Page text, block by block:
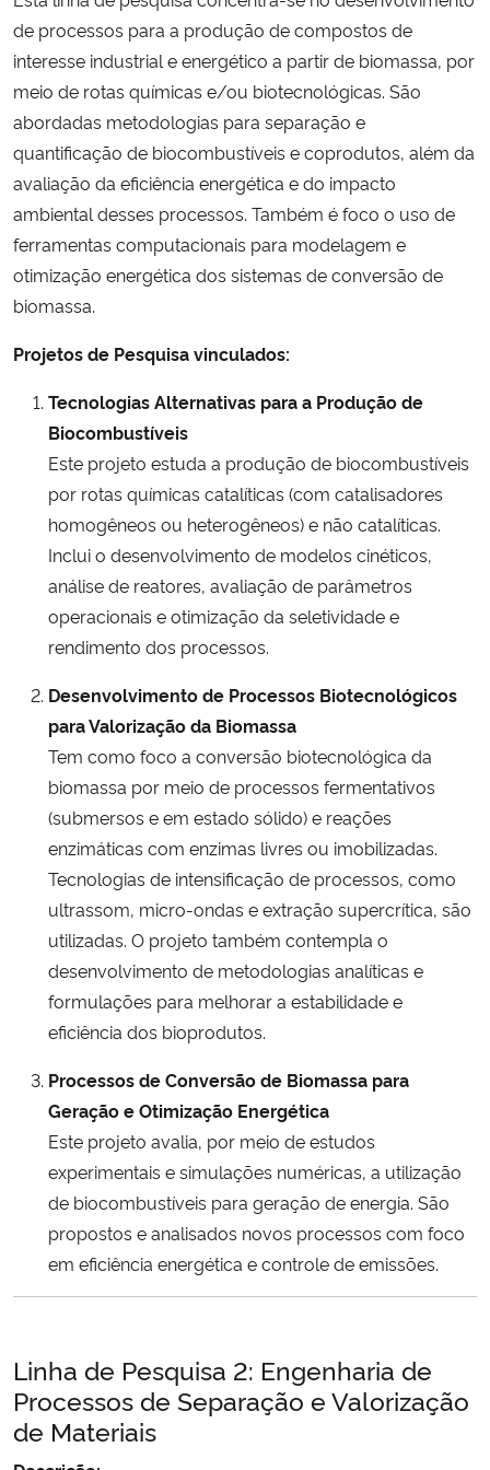
Ministério de Minas e Energia
Ministério da Ciência, Tecnologia, Inovações e Comunicações
Ministério do Meio Ambiente
Ministério do Turismo
Ministério do Desenvolvimento Regional
Controladoria-Geral da União
Secretaria-Geral
Secretaria de Governo
Gabinete de Segurança Institucional
Planalto
de processos para a produção de compostos de
interesse industrial e energético a partir de biomassa, por
meio de rotas químicas e/ou biotecnológicas. São
abordadas metodologias para separação e
quantificação de biocombustíveis e copro­dutos, além da
avaliação da eficiência energética e do impacto
ambiental desses processos. Também é foco o uso de
ferramentas computacionais para modelagem e
otimização energética dos sistemas de conversão de
biomassa.
Projetos de Pesquisa vinculados:
Tecnologias Alternativas para a Produção de
Biocombustíveis
Este projeto estuda a produção de biocombustíveis
por rotas químicas catalíticas (com catalisadores
homogêneos ou heterogêneos) e não catalíticas.
Inclui o desenvolvimento de modelos cinéticos,
análise de reatores, avaliação de parâmetros
operacionais e otimização da seletividade e
rendimento dos processos.
Desenvolvimento de Processos Biotecnológicos
para Valorização da Biomassa
Tem como foco a conversão biotecnológica da
biomassa por meio de processos fermentativos
(submersos e em estado sólido) e reações
enzimáticas com enzimas livres ou imobilizadas.
Tecnologias de intensificação de processos, como
ultrassom, micro-ondas e extração supercrítica, são
utilizadas. O projeto também contempla o
desenvolvimento de metodologias analíticas e
formulações para melhorar a estabilidade e
eficiência dos bioprodutos.
Processos de Conversão de Biomassa para
Geração e Otimização Energética
Este projeto avalia, por meio de estudos
experimentais e simulações numéricas, a utilização
de biocombustíveis para geração de energia. São
propostos e analisados novos processos com foco
em eficiência energética e controle de emissões.
Linha de Pesquisa 2: Engenharia de
Processos de Separação e Valorização
de Materiais